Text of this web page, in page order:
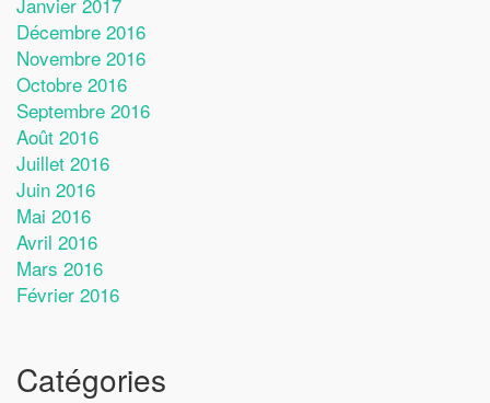
Décembre 2016
Novembre 2016
Octobre 2016
Septembre 2016
Août 2016
Juillet 2016
Juin 2016
Mai 2016
Avril 2016
Mars 2016
Février 2016
Catégories